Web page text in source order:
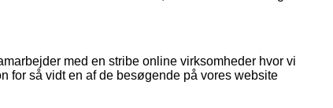
med en stribe online virksomheder hvor vi
for så vidt en af de besøgende på vores website